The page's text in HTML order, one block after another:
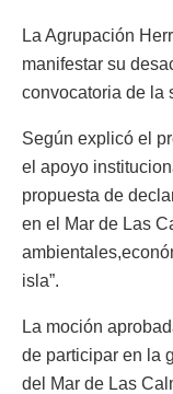
La Agrupación
manifestar su
convocatoria de la
Según explicó el
el apoyo
propuesta de
en el Mar de Las
isla”.
La moción
de participar en la
del Mar de Las